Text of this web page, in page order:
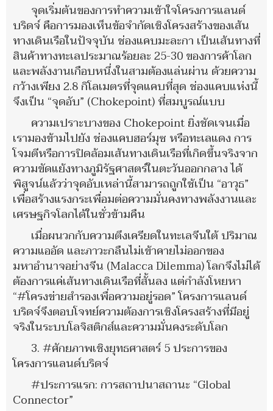
จุดเริ่มต้นของการทำความเข้าใจโครงการแลนด์
บริดจ์ คือการมองเห็นข้อจำกัดเชิงโครงสร้างของเส้น
ทางเดินเรือในปัจจุบัน ช่องแคบมะละกา เป็นเส้นทางที่
สินค้าทางทะเลประมาณร้อยละ 25-30 ของการค้าโลก
และพลังงานเกือบหนึ่งในสามต้องแล่นผ่าน ด้วยความ
กว้างเพียง 2.8 กิโลเมตรที่จุดแคบที่สุด ช่องแคบแห่งนี้
จึงเป็น “จุดอับ” (Chokepoint) ที่สมบูรณ์แบบ
ความเปราะบางของ Chokepoint ยิ่งชัดเจนเมื่อ
เรามองข้ามไปยัง ช่องแคบฮอร์มุซ หรือทะเลแดง การ
โจมตีหรือการปิดล้อมเส้นทางเดินเรือที่เกิดขึ้นจริงจาก
ความขัดแย้งทางภูมิรัฐศาสตร์ในตะวันออกกลาง ได้
พิสูจน์แล้วว่าจุดอับเหล่านี้สามารถถูกใช้เป็น “อาวุธ”
เพื่อสร้างแรงกระเพื่อมต่อความมั่นคงทางพลังงานและ
เศรษฐกิจโลกได้ในชั่วข้ามคืน
เมื่อผนวกกับความตึงเครียดในทะเลจีนใต้ ปริมาณ
ความแออัด และภาวะกลืนไม่เข้าคายไม่ออกของ
มหาอำนาจอย่างจีน (Malacca Dilemma) โลกจึงไม่ได้
ต้องการแค่เส้นทางเดินเรือที่สั้นลง แต่กำลังโหยหา
“#โครงข่ายสำรองเพื่อความอยู่รอด” โครงการแลนด์
บริดจ์จึงตอบโจทย์ความต้องการเชิงโครงสร้างที่มีอยู่
จริงในระบบโลจิสติกส์และความมั่นคงระดับโลก
3. #ศักยภาพเชิงยุทธศาสตร์ 5 ประการของ
โครงการแลนด์บริดจ์
#ประการแรก: การสถาปนาสถานะ “Global
Connector”